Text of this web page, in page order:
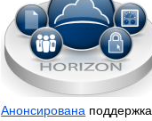
Анонсирована